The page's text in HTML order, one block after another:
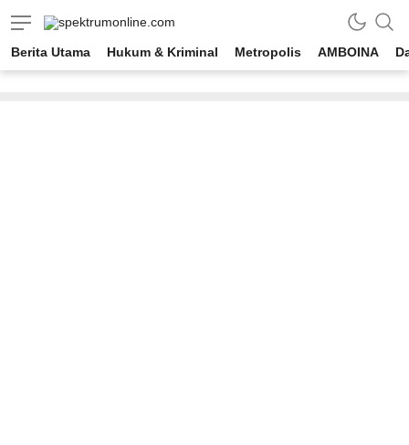
spektrumonline.com
Berita Utama Hukum & Kriminal Metropolis AMBOINA